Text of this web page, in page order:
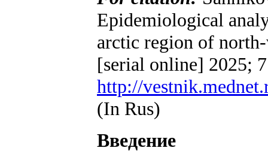
Epidemiological
arctic region of
[serial online] 2025;
http://
(In Rus)
Введение